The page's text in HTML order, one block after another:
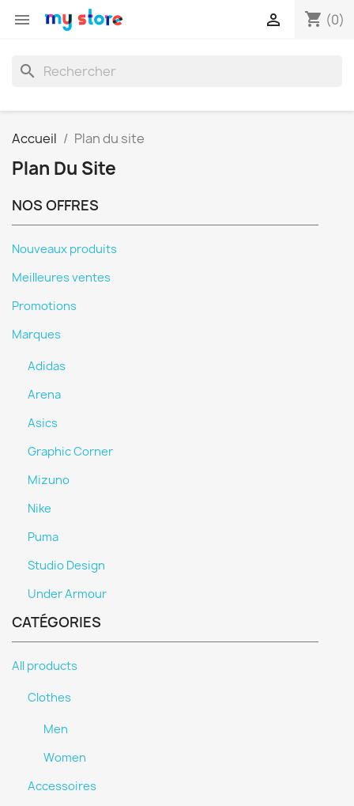
 shopping_cart (0)

search
Accueil Plan du site
Plan Du Site
NOS OFFRES
Nouveaux produits
Meilleures ventes
Promotions
Marques
Adidas
Arena
Asics
Graphic Corner
Mizuno
Nike
Puma
Studio Design
Under Armour
CATÉGORIES
All products
Clothes
Men
Women
Accessoires